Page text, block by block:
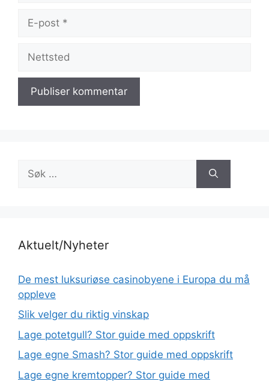
post
etter:
Aktuelt/Nyheter
De mest luksuriøse casinobyene i Europa du må
oppleve
Slik velger du riktig vinskap
Lage potetgull? Stor guide med oppskrift
Lage egne Smash? Stor guide med oppskrift
Lage egne kremtopper? Stor guide med